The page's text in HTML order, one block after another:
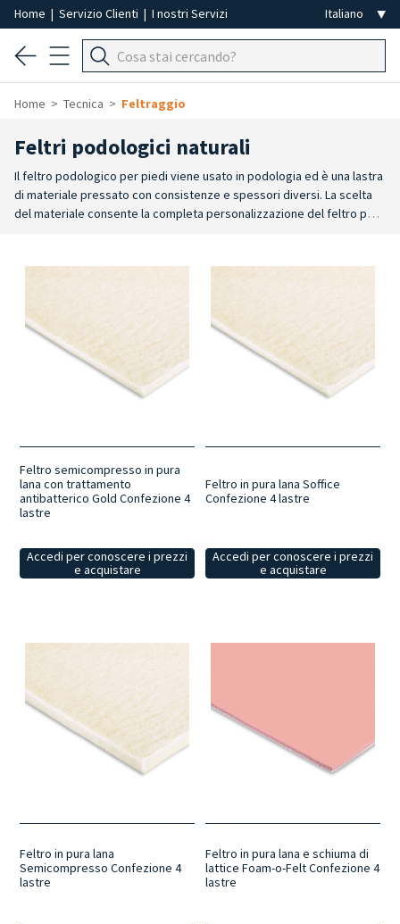
Home | Servizio Clienti | I nostri Servizi
Home Tecnica Feltraggio
Feltri podologici naturali
Il feltro podologico per piedi viene usato in podologia ed è una lastra
di materiale pressato con consistenze e spessori diversi. La scelta
del materiale consente la completa personalizzazione del feltro per
oppure sintetico, come le schiume di poliuretano o lattice. I feltri
podologici semicompressi, Foam-o-Felt, Fleecy Web, Moleskin e
Molitec possono essere usati come feltraggi palliativi, correttivi o
funzionali. Si adattatano ad ogni area del piede: tallone, metatarsi,
alluce, avampiede e dorso del piede.
Feltro semicompresso in pura
lana con trattamento
antibatterico Gold Confezione 4
lastre
Accedi per conoscere i prezzi
e acquistare
Feltro in pura lana Soffice
Confezione 4 lastre
Accedi per conoscere i prezzi
e acquistare
Feltro in pura lana
Semicompresso Confezione 4
lastre
Feltro in pura lana e schiuma di
lattice Foam-o-Felt Confezione 4
lastre